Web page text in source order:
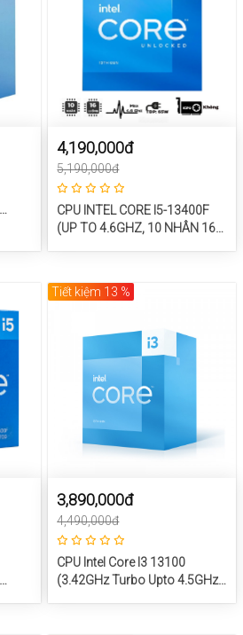
4,190,000đ
5,190,000đ
CPU INTEL CORE I5-13400F
(UP TO 4.6GHZ, 10 NHÂN 16
1700/RAPTOR LAKE)
Tiết kiệm 13 %
3,890,000đ
4,490,000đ
CPU Intel Core I3 13100
(3.42GHz Turbo Upto 4.5GHz,